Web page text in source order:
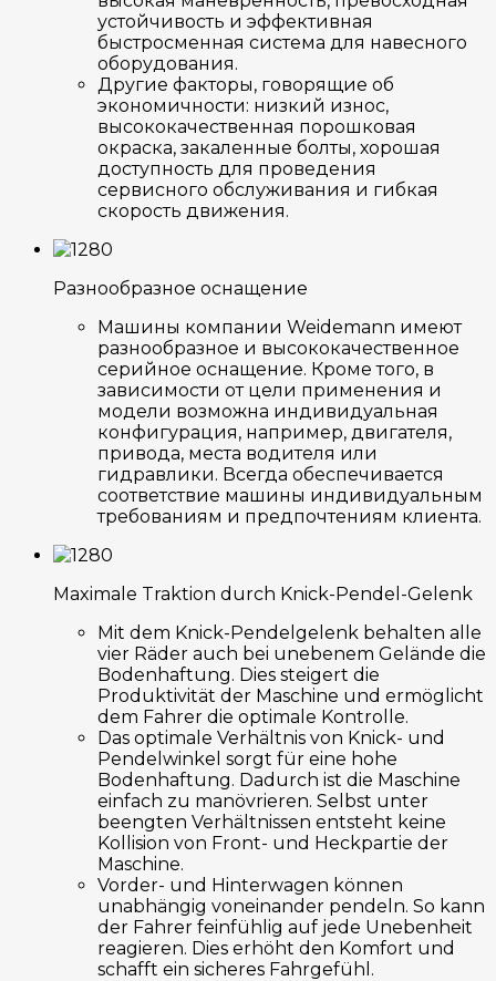
устойчивость и эффективная
быстросменная система для навесного
оборудования.
Другие факторы, говорящие об
экономичности: низкий износ,
высококачественная порошковая
окраска, закаленные болты, хорошая
доступность для проведения
сервисного обслуживания и гибкая
скорость движения.
Разнообразное оснащение
Машины компании Weidemann имеют
разнообразное и высококачественное
серийное оснащение. Кроме того, в
зависимости от цели применения и
модели возможна индивидуальная
конфигурация, например, двигателя,
привода, места водителя или
гидравлики. Всегда обеспечивается
соответствие машины индивидуальным
требованиям и предпочтениям клиента.
Maximale Traktion durch Knick-Pendel-Gelenk
Mit dem Knick-Pendelgelenk behalten alle
vier Räder auch bei unebenem Gelände die
Bodenhaftung. Dies steigert die
Produktivität der Maschine und ermöglicht
dem Fahrer die optimale Kontrolle.
Das optimale Verhältnis von Knick- und
Pendelwinkel sorgt für eine hohe
Bodenhaftung. Dadurch ist die Maschine
einfach zu manövrieren. Selbst unter
beengten Verhältnissen entsteht keine
Kollision von Front- und Heckpartie der
Maschine.
Vorder- und Hinterwagen können
unabhängig voneinander pendeln. So kann
der Fahrer feinfühlig auf jede Unebenheit
reagieren. Dies erhöht den Komfort und
schafft ein sicheres Fahrgefühl.